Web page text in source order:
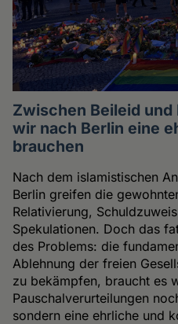
Zwischen Beileid und
wir nach Berlin eine
brauchen
Nach dem islamistischen
Berlin greifen die
Relativierung,
Spekulationen. Doch das
des Problems: die
Ablehnung der freien
zu bekämpfen, braucht es
Pauschalverurteilungen
sondern eine ehrliche und